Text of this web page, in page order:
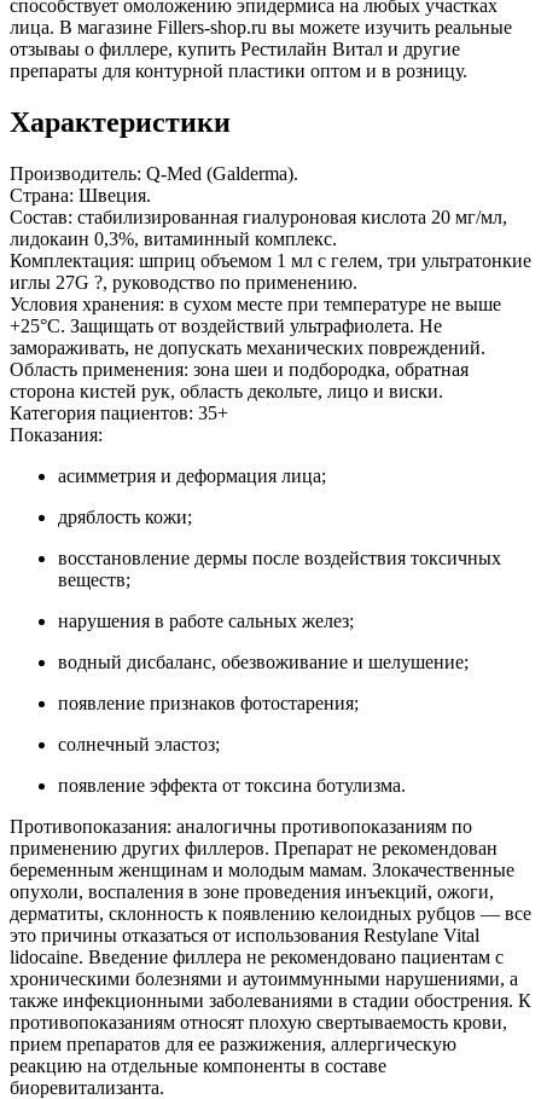
способствует омоложению эпидермиса на любых участках
лица. В магазине Fillers-shop.ru вы можете изучить реальные
отзываы о филлере, купить Рестилайн Витал и другие
препараты для контурной пластики оптом и в розницу.
Характеристики
Производитель: Q-Med (Galderma).
Страна: Швеция.
Состав: стабилизированная гиалуроновая кислота 20 мг/мл,
лидокаин 0,3%, витаминный комплекс.
Комплектация: шприц объемом 1 мл с гелем, три ультратонкие
иглы 27G ?, руководство по применению.
Условия хранения: в сухом месте при температуре не выше
+25°С. Защищать от воздействий ультрафиолета. Не
замораживать, не допускать механических повреждений.
Область применения: зона шеи и подбородка, обратная
сторона кистей рук, область декольте, лицо и виски.
Категория пациентов: 35+
Показания:
асимметрия и деформация лица;
дряблость кожи;
восстановление дермы после воздействия токсичных
веществ;
нарушения в работе сальных желез;
водный дисбаланс, обезвоживание и шелушение;
появление признаков фотостарения;
солнечный эластоз;
появление эффекта от токсина ботулизма.
Противопоказания: аналогичны противопоказаниям по
применению других филлеров. Препарат не рекомендован
беременным женщинам и молодым мамам. Злокачественные
опухоли, воспаления в зоне проведения инъекций, ожоги,
дерматиты, склонность к появлению келоидных рубцов — все
это причины отказаться от использования Restylane Vital
lidocaine. Введение филлера не рекомендовано пациентам с
хроническими болезнями и аутоиммунными нарушениями, а
также инфекционными заболеваниями в стадии обострения. К
противопоказаниям относят плохую свертываемость крови,
прием препаратов для ее разжижения, аллергическую
реакцию на отдельные компоненты в составе
биоревитализанта.